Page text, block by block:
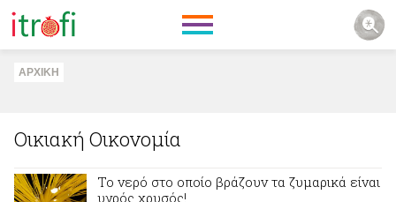
ΑΡΧΙΚΗ
Οικιακή Οικονομία
Το νερό στο οποίο βράζουν τα ζυμαρικά είναι
υγρός χρυσός!